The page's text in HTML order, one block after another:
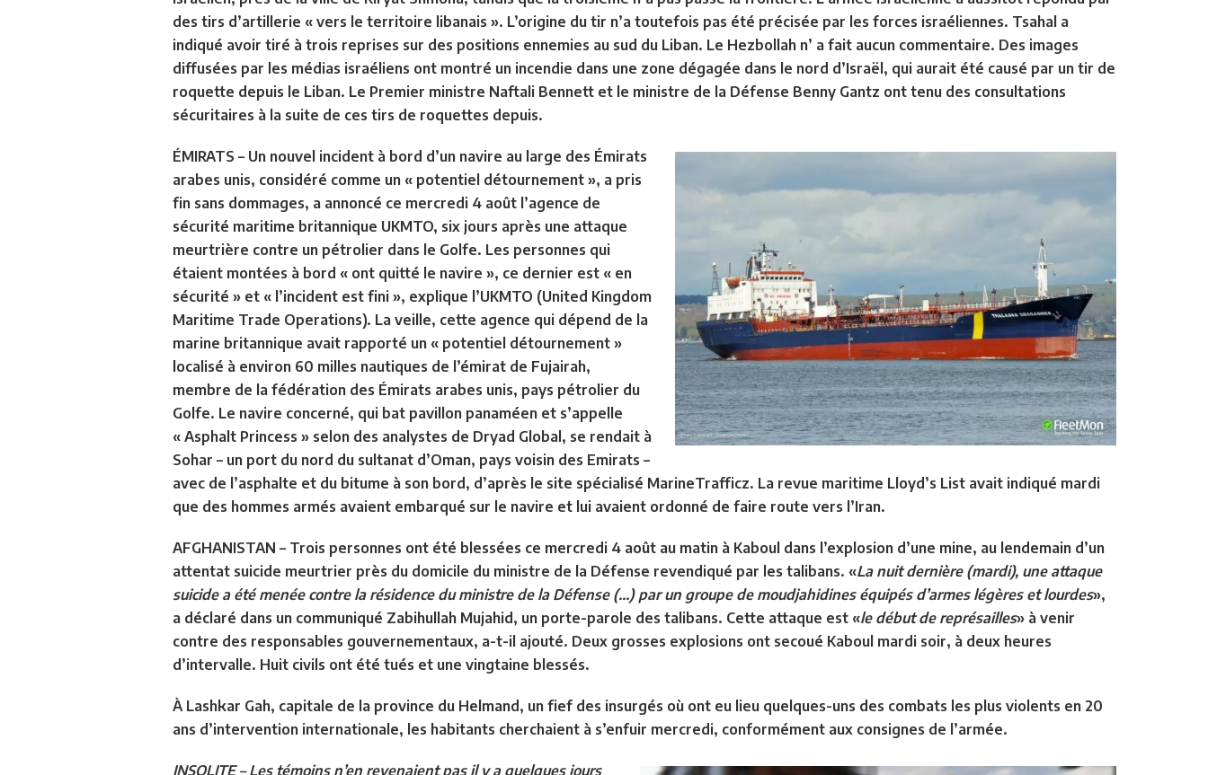
des tirs d’artillerie « vers le territoire libanais ». L’origine du tir n’a toutefois pas été précisée par les forces israéliennes. Tsahal a
indiqué avoir tiré à trois reprises sur des positions ennemies au sud du Liban. Le Hezbollah n’ a fait aucun commentaire. Des images
diffusées par les médias israéliens ont montré un incendie dans une zone dégagée dans le nord d’Israël, qui aurait été causé par un tir de
roquette depuis le Liban. Le Premier ministre Naftali Bennett et le ministre de la Défense Benny Gantz ont tenu des consultations
sécuritaires à la suite de ces tirs de roquettes depuis.
ÉMIRATS – Un nouvel incident à bord d’un navire au large des Émirats
arabes unis, considéré comme un « potentiel détournement », a pris
fin sans dommages, a annoncé ce mercredi 4 août l’agence de
sécurité maritime britannique UKMTO, six jours après une attaque
meurtrière contre un pétrolier dans le Golfe. Les personnes qui
étaient montées à bord « ont quitté le navire », ce dernier est « en
sécurité » et « l’incident est fini », explique l’UKMTO (United Kingdom
Maritime Trade Operations). La veille, cette agence qui dépend de la
marine britannique avait rapporté un « potentiel détournement »
localisé à environ 60 milles nautiques de l’émirat de Fujairah,
membre de la fédération des Émirats arabes unis, pays pétrolier du
Golfe. Le navire concerné, qui bat pavillon panaméen et s’appelle
« Asphalt Princess » selon des analystes de Dryad Global, se rendait à
Sohar – un port du nord du sultanat d’Oman, pays voisin des Emirats –
avec de l’asphalte et du bitume à son bord, d’après le site spécialisé MarineTrafficz. La revue maritime Lloyd’s List avait indiqué mardi
que des hommes armés avaient embarqué sur le navire et lui avaient ordonné de faire route vers l’Iran.
AFGHANISTAN – Trois personnes ont été blessées ce mercredi 4 août au matin à Kaboul dans l’explosion d’une mine, au lendemain d’un
attentat suicide meurtrier près du domicile du ministre de la Défense revendiqué par les talibans. «La nuit dernière (mardi), une attaque
suicide a été menée contre la résidence du ministre de la Défense (…) par un groupe de moudjahidines équipés d’armes légères et lourdes»,
a déclaré dans un communiqué Zabihullah Mujahid, un porte-parole des talibans. Cette attaque est «le début de représailles» à venir
contre des responsables gouvernementaux, a-t-il ajouté. Deux grosses explosions ont secoué Kaboul mardi soir, à deux heures
d’intervalle. Huit civils ont été tués et une vingtaine blessés.
À Lashkar Gah, capitale de la province du Helmand, un fief des insurgés où ont eu lieu quelques-uns des combats les plus violents en 20
ans d’intervention internationale, les habitants cherchaient à s’enfuir mercredi, conformément aux consignes de l’armée.
INSOLITE– Les témoins n’en revenaient pas il y a quelques jours